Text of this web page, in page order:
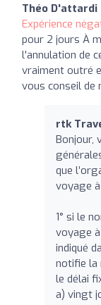
Théo D'attardi
Expérience
pour 2 jours À
l'annulation de
vraiment outré
vous conseil de
rtk
Bonjour,
que
voyage
1° si le
voyage
indiqué
notifie la
le délai
a) vingt